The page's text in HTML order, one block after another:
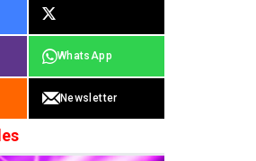
WhatsApp
Newsletter